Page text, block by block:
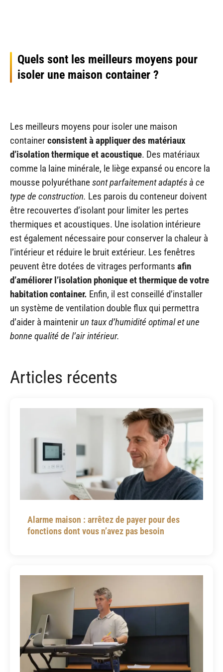
Quels sont les meilleurs moyens pour
isoler une maison container ?
Les meilleurs moyens pour isoler une maison
containerconsistent à appliquer des matériaux
d’isolation thermique et acoustique. Des matériaux
comme la laine minérale, le liège expansé ou encore la
mousse polyuréthanesont parfaitement adaptés à ce
type de construction. Les parois du conteneur doivent
être recouvertes d’isolant pour limiter les pertes
thermiques et acoustiques. Une isolation intérieure
est également nécessaire pour conserver la chaleur à
l’intérieur et réduire le bruit extérieur. Les fenêtres
peuvent être dotées de vitrages performants afin
d’améliorer l’isolation phonique et thermique de votre
habitation container. Enfin, il est conseillé d’installer
un système de ventilation double flux qui permettra
d’aider à maintenirun taux d’humidité optimal et une
bonne qualité de l’air intérieur.
Articles récents
Alarme maison : arrêtez de payer pour des
fonctions dont vous n’avez pas besoin